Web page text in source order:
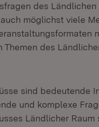
des
möglichst viele
Themen des
sind bedeutende
und komplexe
Ländlicher